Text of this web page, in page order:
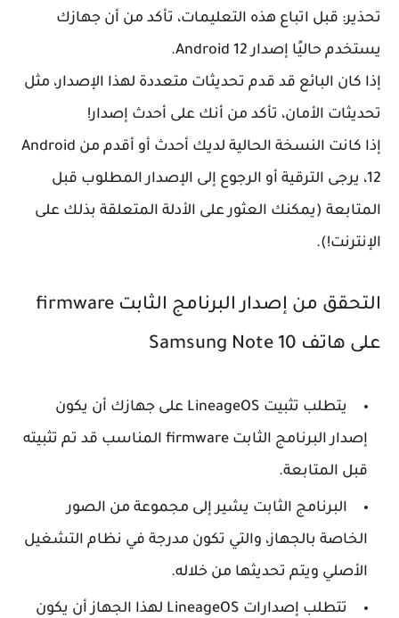
تحذير: قبل اتباع هذه التعليمات، تأكد من أن جهازك
يستخدم حاليًا إصدار Android 12.
إذا كان البائع قد قدم تحديثات متعددة لهذا الإصدار، مثل
تحديثات الأمان، تأكد من أنك على أحدث إصدار!
إذا كانت النسخة الحالية لديك أحدث أو أقدم من Android
12، يرجى الترقية أو الرجوع إلى الإصدار المطلوب قبل
المتابعة (يمكنك العثور على الأدلة المتعلقة بذلك على
الإنترنت!).
التحقق من إصدار البرنامج الثابت firmware
على هاتف Samsung Note 10
يتطلب تثبيت LineageOS على جهازك أن يكون
إصدار البرنامج الثابت firmware المناسب قد تم تثبيته
قبل المتابعة.
البرنامج الثابت يشير إلى مجموعة من الصور
الخاصة بالجهاز، والتي تكون مدرجة في نظام التشغيل
الأصلي ويتم تحديثها من خلاله.
تتطلب إصدارات LineageOS لهذا الجهاز أن يكون